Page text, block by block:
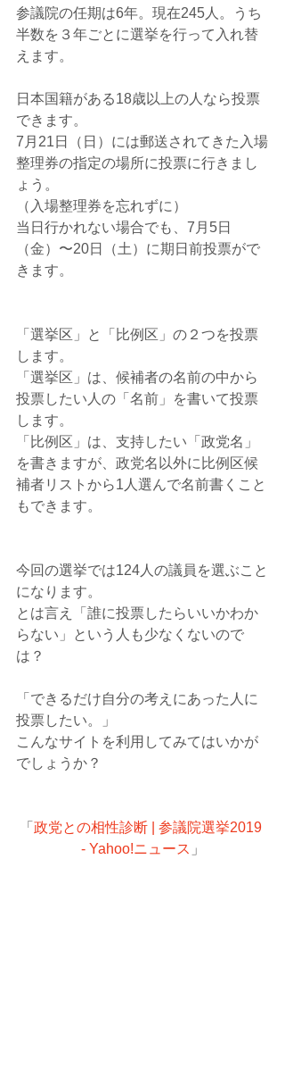
参議院の任期は6年。現在245人。うち
半数を３年ごとに選挙を行って入れ替
えます。
日本国籍がある18歳以上の人なら投票
できます。
7月21日（日）には郵送されてきた入場
整理券の指定の場所に投票に行きまし
ょう。
（入場整理券を忘れずに）
当日行かれない場合でも、7月5日
（金）〜20日（土）に期日前投票がで
きます。
「選挙区」と「比例区」の２つを投票
します。
「選挙区」は、候補者の名前の中から
投票したい人の「名前」を書いて投票
します。
「比例区」は、支持したい「政党名」
を書きますが、政党名以外に比例区候
補者リストから1人選んで名前書くこと
もできます。
今回の選挙では124人の議員を選ぶこと
になります。
とは言え「誰に投票したらいいかわか
らない」という人も少なくないので
は？
「できるだけ自分の考えにあった人に
投票したい。」
こんなサイトを利用してみてはいかが
でしょうか？
「 政党との相性診断 | 参議院選挙2019
- Yahoo!ニュース 」